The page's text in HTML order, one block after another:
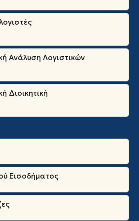
Ανάλυση Λογιστικών
Διοικητική
Εισοδήματος